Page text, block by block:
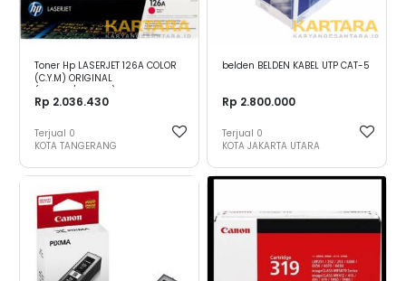
Toner Hp LASERJET 126A COLOR
(C.Y.M) ORIGINAL
Rp 2.036.430
Terjual 0
KOTA TANGERANG
belden BELDEN KABEL UTP CAT-5
Rp 2.800.000
Terjual 0
KOTA JAKARTA UTARA